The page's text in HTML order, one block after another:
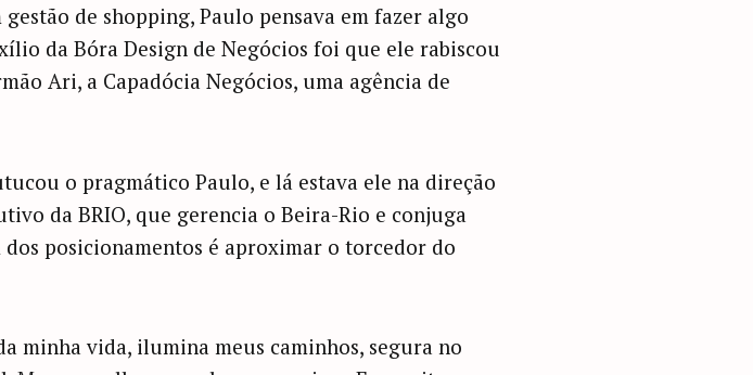
de shopping, Paulo pensava em fazer algo
da Bóra Design de Negócios foi que ele rabiscou
Ari, a Capadócia Negócios, uma agência de
o pragmático Paulo, e lá estava ele na direção
da BRIO, que gerencia o Beira-Rio e conjuga
posicionamentos é aproximar o torcedor do
minha vida, ilumina meus caminhos, segura no